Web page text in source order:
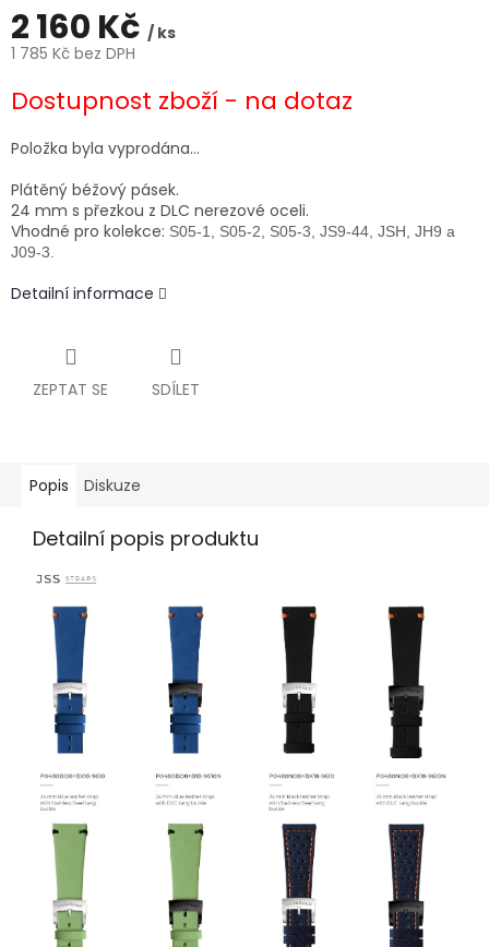
2 160 Kč / ks
1 785 Kč bez DPH
cena:
Dostupnost zboží - na dotaz
Položka byla vyprodána…
Plátěný béžový pásek.
24 mm s přezkou z DLC nerezové oceli.
Vhodné pro kolekce: S05-1, S05-2, S05-3, JS9-44, JSH, JH9 a
J09-3.
Detailní informace
ZEPTAT SE SDÍLET
Popis Diskuze
Detailní popis produktu